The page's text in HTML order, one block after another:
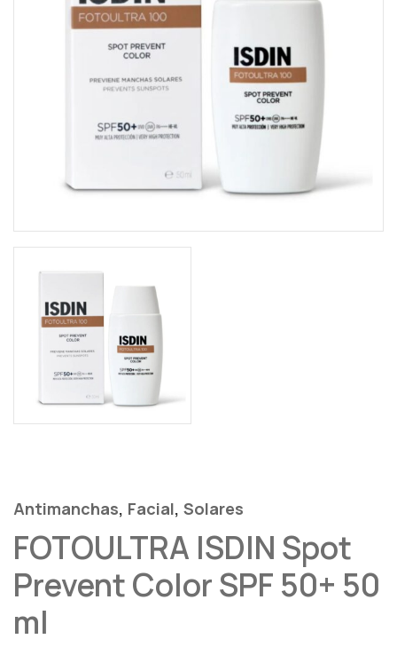
Antimanchas, Facial, Solares
FOTOULTRA ISDIN Spot
Prevent Color SPF 50+ 50
ml